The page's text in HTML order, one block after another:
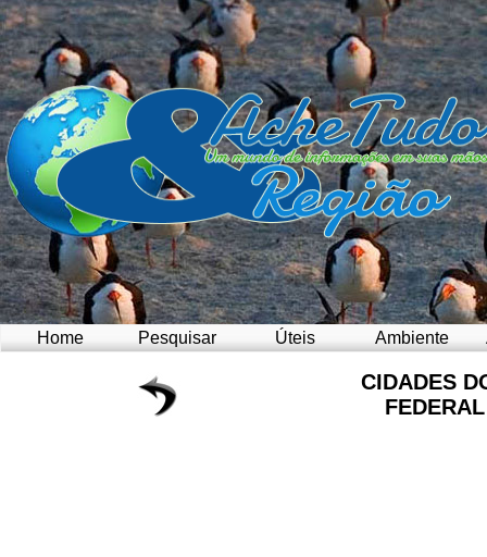
Home Pesquisar Úteis Ambiente
CIDADES